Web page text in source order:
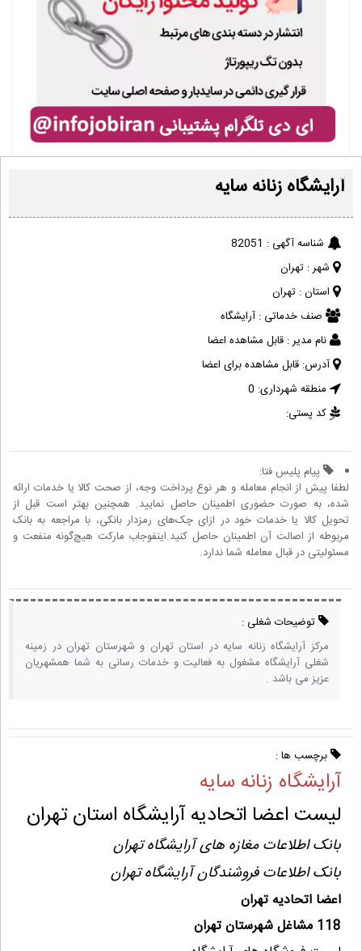
آرایشگاه زنانه سایه
شناسه آگهی : 82051
شهر : تهران
استان : تهران
صنف خدماتی : آرایشگاه
نام مدیر : قابل مشاهده اعضا
آدرس: قابل مشاهده برای اعضا
منطقه شهرداری: 0
کد پستی:
پیام پلیس فتا:
لطفا پیش از انجام معامله و هر نوع پرداخت وجه، از صحت کالا یا خدمات ارائه
شده، به صورت حضوری اطمینان حاصل نمایید. همچنین بهتر است قبل از
تحویل کالا یا خدمات خود در ازای چک‌های رمزدار بانکی، با مراجعه به بانک
مربوطه از اصالت آن اطمینان حاصل کنید.اینفوجاب مارکت هیچ‌گونه منفعت و
مسئولیتی در قبال معامله شما ندارد.
توضیحات شغلی :
مرکز آرایشگاه زنانه سایه در استان تهران و شهرستان تهران در زمینه
شغلی آرایشگاه مشغول به فعالیت و خدمات رسانی به شما همشهریان
عزیز می باشد .
برچسب ها :
آرایشگاه زنانه سایه
لیست اعضا اتحادیه آرایشگاه استان تهران
بانک اطلاعات مغازه های آرایشگاه تهران
بانک اطلاعات فروشندگان آرایشگاه تهران
اعضا اتحادیه تهران
118 مشاغل شهرستان تهران